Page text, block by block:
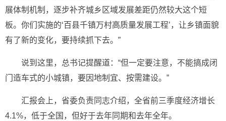
展体制机制，逐步补齐城乡区域发展差距仍然较大这个短
板。你们实施的‘百县千镇万村高质量发展工程’，让乡镇面貌
有了新的变化，要持续抓下去。”
说到这里，总书记提醒道：“但一定要注意，不能搞成闭
门造车式的小城镇，要因地制宜、按需建设。”
汇报会上，省委负责同志介绍，全省前三季度经济增长
4.1%，低于全国，但好于去年同期和去年全年。